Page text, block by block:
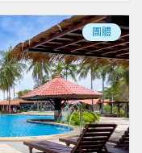
團體